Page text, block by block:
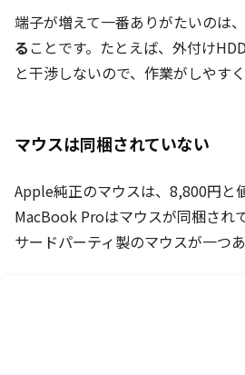
端子が増えて一番ありがたいのは、
る ことです。たとえば、外付け
と干渉しないので、作業がしやすく
マウスは同梱されていない
Apple純正のマウスは、8,800円と
MacBook Proはマウスが同梱され
サードパーティ製のマウスが一つあ